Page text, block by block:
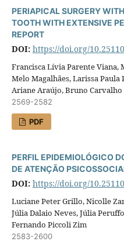
PERIAPICAL SURGERY
TOOTH WITH EXTENSIVE
REPORT
DOI: https://doi.org/
Francisca Lívia Parente
Melo Magalhães, Larissa Paula
Ariane Araújo, Bruno Carvalho
2569-2582
PDF
PERFIL EPIDEMIOLÓGICO
DE ATENÇÃO
DOI: https://doi.org/
Luciane Peter Grillo, Nicolle
Júlia Dalaio Neves, Júlia
Fernando Piccoli Zim
2583-2600